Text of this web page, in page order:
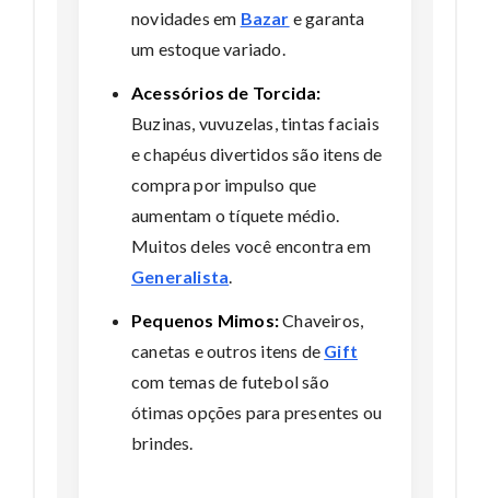
novidades em Bazar e garanta
um estoque variado.
Acessórios de Torcida:
Buzinas, vuvuzelas, tintas faciais
e chapéus divertidos são itens de
compra por impulso que
aumentam o tíquete médio.
Muitos deles você encontra em
Generalista.
Pequenos Mimos:Chaveiros,
canetas e outros itens de Gift
com temas de futebol são
ótimas opções para presentes ou
brindes.